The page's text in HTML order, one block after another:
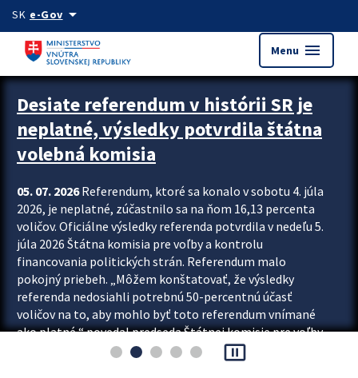
Preskocit na hlavný obsah
SK e-Govarrow_drop_down
Menu menu
Zastavit automatický posun upútavok
Desiate referendum v histórii SR je
neplatné, výsledky potvrdila štátna
volebná komisia
05. 07. 2026Referendum, ktoré sa konalo v sobotu 4. júla
2026, je neplatné, zúčastnilo sa na ňom 16,13 percenta
voličov. Oficiálne výsledky referenda potvrdila v nedeľu 5.
júla 2026 Štátna komisia pre voľby a kontrolu
financovania politických strán. Referendum malo
pokojný priebeh. „Môžem konštatovať, že výsledky
referenda nedosiahli potrebnú 50-percentnú účasť
voličov na to, aby mohlo byť toto referendum vnímané
ako platné,“ povedal predseda Štátnej komisie pre voľby
a kontrolu financovania politických...
pause_presentation